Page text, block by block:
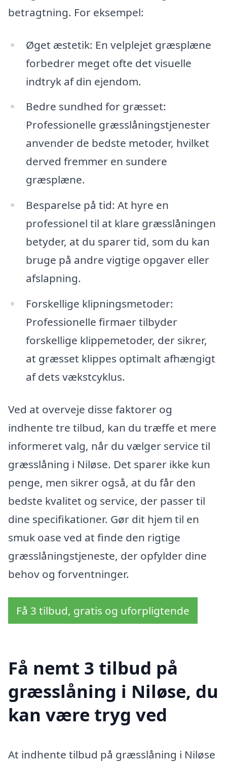
betragtning. For eksempel:
Øget æstetik: En velplejet græsplæne
forbedrer meget ofte det visuelle
indtryk af din ejendom.
Bedre sundhed for græsset:
Professionelle græsslåningstjenester
anvender de bedste metoder, hvilket
derved fremmer en sundere
græsplæne.
Besparelse på tid: At hyre en
professionel til at klare græsslåningen
betyder, at du sparer tid, som du kan
bruge på andre vigtige opgaver eller
afslapning.
Forskellige klipningsmetoder:
Professionelle firmaer tilbyder
forskellige klippemetoder, der sikrer,
at græsset klippes optimalt afhængigt
af dets vækstcyklus.
Ved at overveje disse faktorer og
indhente tre tilbud, kan du træffe et mere
informeret valg, når du vælger service til
græsslåning i Niløse. Det sparer ikke kun
penge, men sikrer også, at du får den
bedste kvalitet og service, der passer til
dine specifikationer. Gør dit hjem til en
smuk oase ved at finde den rigtige
græsslåningstjeneste, der opfylder dine
behov og forventninger.
Få 3 tilbud, gratis og uforpligtende
Få nemt 3 tilbud på
græsslåning i Niløse, du
kan være tryg ved
At indhente tilbud på græsslåning i Niløse